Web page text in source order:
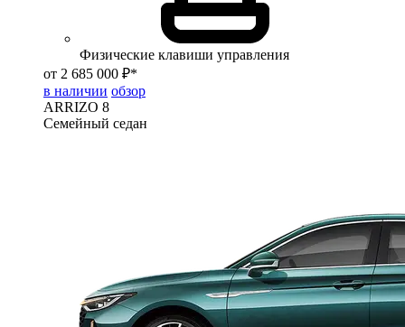
Физические клавиши управления
от 2 685 000 ₽*
в наличии обзор
ARRIZO 8
Семейный седан